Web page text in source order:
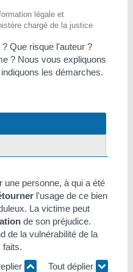
légale et
chargé de la justice
Que risque l'auteur ?
? Nous vous expliquons
les démarches.
une personne, à qui a été
l'usage de ce bien
La victime peut
de son préjudice.
de la vulnérabilité de la
faits.
Tout déplier